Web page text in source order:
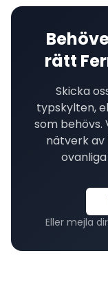
rätt
Skicka
typskylten,
som behövs.
nätverk
ovanliga
Eller mejla